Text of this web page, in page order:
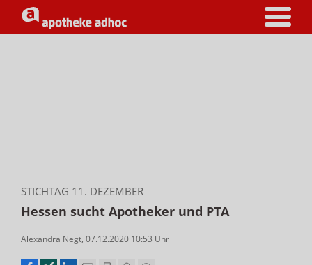
STICHTAG 11. DEZEMBER
Hessen sucht Apotheker und PTA
Alexandra Negt, 07.12.2020 10:53 Uhr